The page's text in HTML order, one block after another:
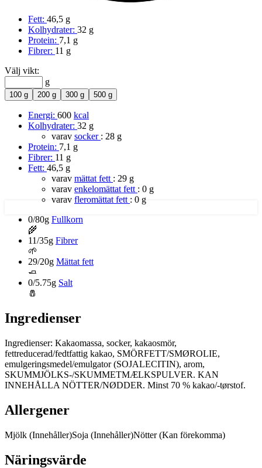
Fett: 46,5 g
Kolhydrater: 32 g
Protein: 7,1 g
Fibrer: 11 g
Välj vikt:
g
100 g 200 g 300 g 500 g
Energi: 600 kcal
Kolhydrater: 32 g
varav socker : 28 g
Protein: 7,1 g
Fibrer: 11 g
Fett: 46,5 g
varav mättat fett : 29 g
varav enkelomättat fett : 0 g
varav fleromättat fett : 0 g
0/80g Fullkorn
🌾
11/35g Fibrer
🌱
29/20g Mättat fett
🧈
0/5.75g Salt
🧂
Ingredienser
Ingredienser: Kakaomassa, socker, kakaosmör,
fettreducerad/fedtfattig kakao, SMÖRFETT/SMØROLIE,
emulgeringsmedel/emulgator (SOJALECITIN), arom,
SKUMMJÖLKS-/SKUMMETMÆLKSPULVER. KAN
INNEHÅLLA NÖTTER/NØDDER. Minst 70 % kakao/-tørstof.
Allergener
Mjölk (Innehåller)Soja (Innehåller)Nötter(Kan förekomma)
Näringsvärde